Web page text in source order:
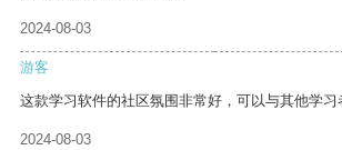
2024-08-03
游客
这款学习软件的社区氛围非常好，可以与其他学习
2024-08-03